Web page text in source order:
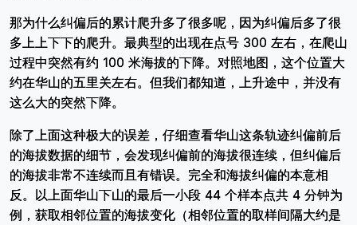
那为什么纠偏后的累计爬升多了很多呢，因为纠偏后多了很
多上上下下的爬升。最典型的出现在点号 300 左右，在爬山
过程中突然有约 100 米海拔的下降。对照地图，这个位置大
约在华山的五里关左右。但我们都知道，上升途中，并没有
这么大的突然下降。
除了上面这种极大的误差，仔细查看华山这条轨迹纠偏前后
的海拔数据的细节，会发现纠偏前的海拔很连续，但纠偏后
的海拔非常不连续而且有错误。完全和海拔纠偏的本意相
反。以上面华山下山的最后一小段 44 个样本点共 4 分钟为
例，获取相邻位置的海拔变化（相邻位置的取样间隔大约是